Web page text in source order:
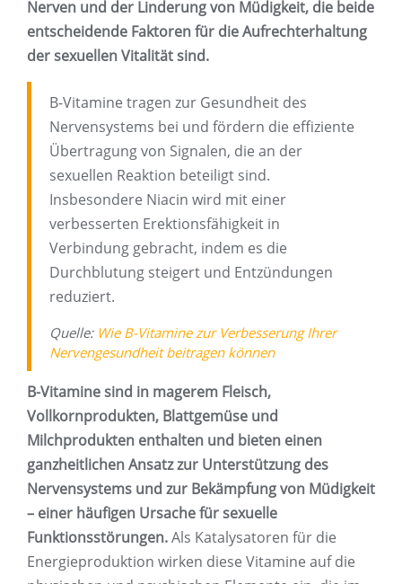
Nerven und der Linderung von Müdigkeit, die beide
entscheidende Faktoren für die Aufrechterhaltung
der sexuellen Vitalität sind.
B-Vitamine tragen zur Gesundheit des
Nervensystems bei und fördern die effiziente
Übertragung von Signalen, die an der
sexuellen Reaktion beteiligt sind.
Insbesondere Niacin wird mit einer
verbesserten Erektionsfähigkeit in
Verbindung gebracht, indem es die
Durchblutung steigert und Entzündungen
reduziert.
Quelle: Wie B-Vitamine zur Verbesserung Ihrer
Nervengesundheit beitragen können
B-Vitamine sind in magerem Fleisch,
Vollkornprodukten, Blattgemüse und
Milchprodukten enthalten und bieten einen
ganzheitlichen Ansatz zur Unterstützung des
Nervensystems und zur Bekämpfung von Müdigkeit
– einer häufigen Ursache für sexuelle
Funktionsstörungen.Als Katalysatoren für die
Energieproduktion wirken diese Vitamine auf die